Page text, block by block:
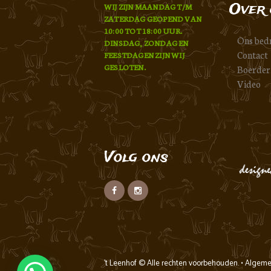
WIJ ZIJN MAANDAG T/M
ZATERDAG GEOPEND VAN
10:00 TOT 18:00 UUR.
DINSDAG, ZONDAG EN
FEESTDAGEN ZIJN WIJ
GESLOTEN.
Over
Ons
Contact
Video
Volg ons
't Leenhof© Alle rechten voorbehouden. •